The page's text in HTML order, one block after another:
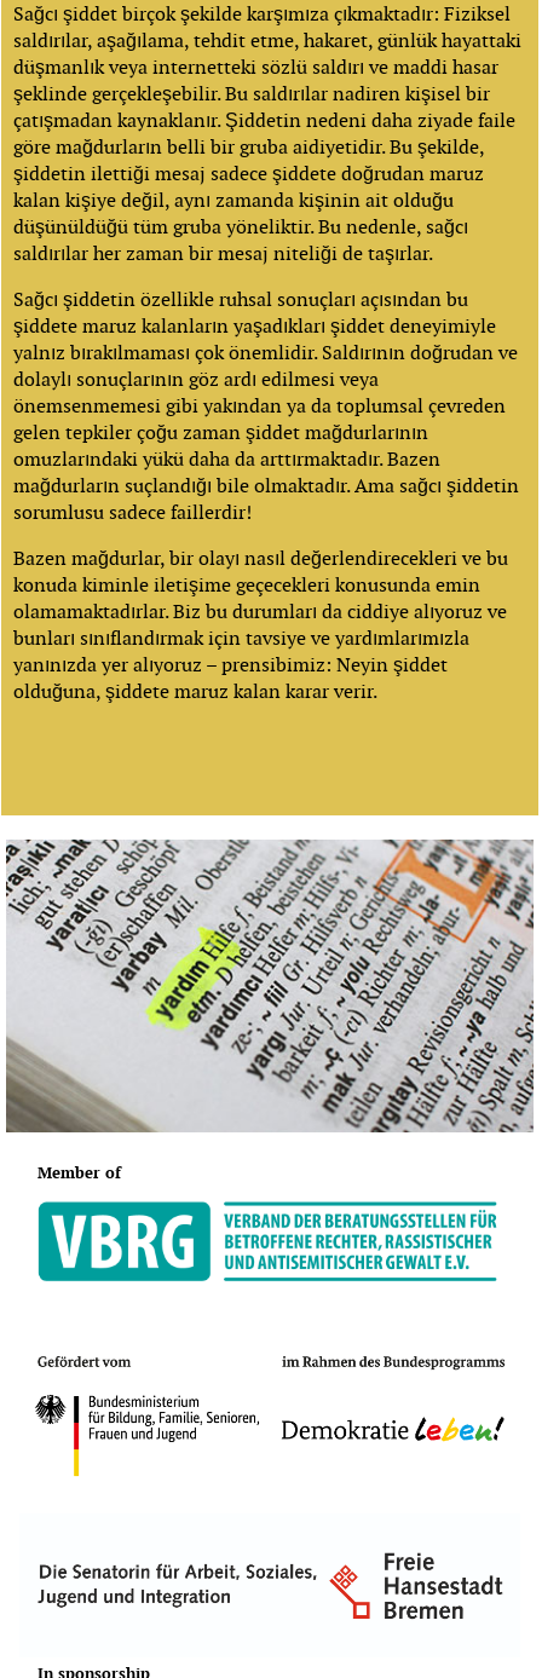
Sağcı şiddet birçok şekilde karşımıza çıkmaktadır: Fiziksel
saldırılar, aşağılama, tehdit etme, hakaret, günlük hayattaki
düşmanlık veya internetteki sözlü saldırı ve maddi hasar
şeklinde gerçekleşebilir. Bu saldırılar nadiren kişisel bir
çatışmadan kaynaklanır. Şiddetin nedeni daha ziyade faile
göre mağdurların belli bir gruba aidiyetidir. Bu şekilde,
şiddetin ilettiği mesaj sadece şiddete doğrudan maruz
kalan kişiye değil, aynı zamanda kişinin ait olduğu
düşünüldüğü tüm gruba yöneliktir. Bu nedenle, sağcı
saldırılar her zaman bir mesaj niteliği de taşırlar.
Sağcı şiddetin özellikle ruhsal sonuçları açısından bu
şiddete maruz kalanların yaşadıkları şiddet deneyimiyle
yalnız bırakılmaması çok önemlidir. Saldırının doğrudan ve
dolaylı sonuçlarının göz ardı edilmesi veya
önemsenmemesi gibi yakından ya da toplumsal çevreden
gelen tepkiler çoğu zaman şiddet mağdurlarının
omuzlarındaki yükü daha da arttırmaktadır. Bazen
mağdurların suçlandığı bile olmaktadır. Ama sağcı şiddetin
sorumlusu sadece faillerdir!
Bazen mağdurlar, bir olayı nasıl değerlendirecekleri ve bu
konuda kiminle iletişime geçecekleri konusunda emin
olamamaktadırlar. Biz bu durumları da ciddiye alıyoruz ve
bunları sınıflandırmak için tavsiye ve yardımlarımızla
yanınızda yer alıyoruz – prensibimiz: Neyin şiddet
olduğuna, şiddete maruz kalan karar verir.
Member of